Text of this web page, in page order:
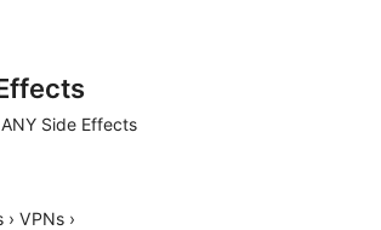
Side Effects
› VPNs ›